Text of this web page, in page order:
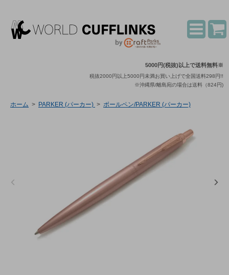
5000円(税抜)以上で送料無料※
税抜2000円以上5000円未満お買い上げで全国送料298円!!
※沖縄県/離島宛の場合は送料（824円)
ホーム > PARKER (パーカー) > ボールペン/PARKER (パーカー)